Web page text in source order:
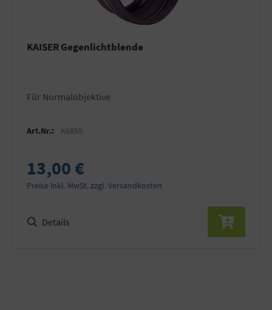
KAISER Gegenlichtblende
für Normalobjektive
Art.Nr.: K6855
13,00 €
Preise inkl. MwSt. zzgl. Versandkosten
Details